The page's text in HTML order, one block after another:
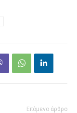
Επόμενο άρθρο